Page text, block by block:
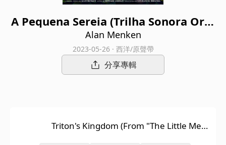
A Pequena Sereia (Trilha Sonora Orig
inal em Português/Edição Deluxe)
Alan Menken
2023-05-26 · 西洋/原聲帶
分享專輯
Triton's Kingdom (From "The Little Mer